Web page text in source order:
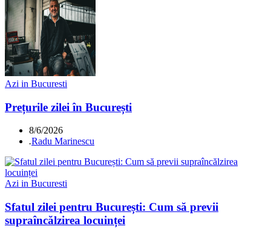
Azi in Bucuresti
Prețurile zilei în București
8/6/2026
.Radu Marinescu
Azi in Bucuresti
Sfatul zilei pentru București: Cum să previi
supraîncălzirea locuinței